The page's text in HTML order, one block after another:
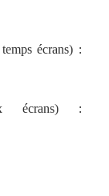
écrans) :
écrans) :